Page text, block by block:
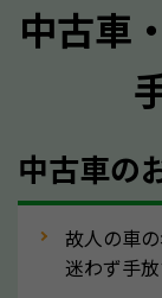
質問させてい
メーカー／
型式／グレ
走行距離（
車検の満了
内装や外装
中古車
中古車の
故人の車
迷わず手